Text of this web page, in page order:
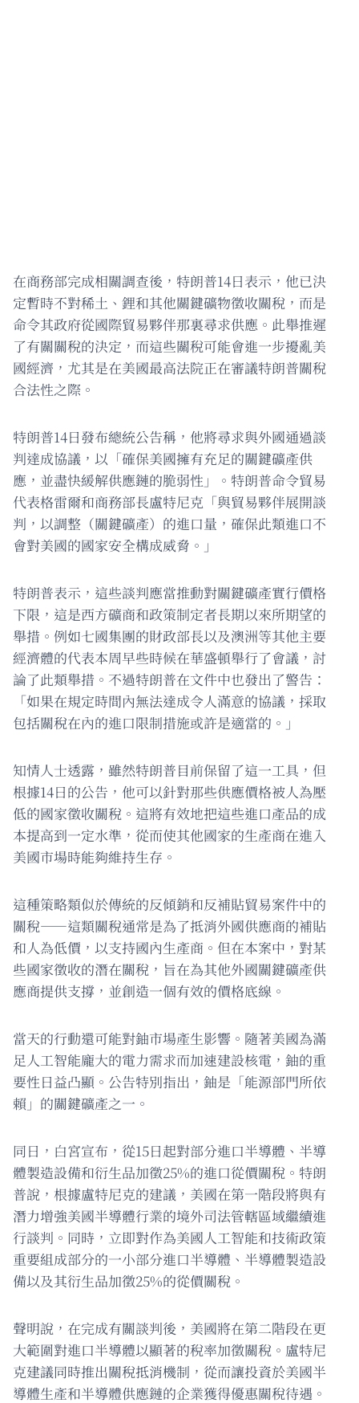
在商務部完成相關調查後，特朗普14日表示，他已決
定暫時不對稀土、鋰和其他關鍵礦物徵收關稅，而是
命令其政府從國際貿易夥伴那裏尋求供應。此舉推遲
了有關關稅的決定，而這些關稅可能會進一步擾亂美
國經濟，尤其是在美國最高法院正在審議特朗普關稅
合法性之際。
特朗普14日發布總統公告稱，他將尋求與外國通過談
判達成協議，以「確保美國擁有充足的關鍵礦產供
應，並盡快緩解供應鏈的脆弱性」。特朗普命令貿易
代表格雷爾和商務部長盧特尼克「與貿易夥伴展開談
判，以調整（關鍵礦產）的進口量，確保此類進口不
會對美國的國家安全構成威脅。」
特朗普表示，這些談判應當推動對關鍵礦產實行價格
下限，這是西方礦商和政策制定者長期以來所期望的
舉措。例如七國集團的財政部長以及澳洲等其他主要
經濟體的代表本周早些時候在華盛頓舉行了會議，討
論了此類舉措。不過特朗普在文件中也發出了警告：
「如果在規定時間內無法達成令人滿意的協議，採取
包括關稅在內的進口限制措施或許是適當的。」
知情人士透露，雖然特朗普目前保留了這一工具，但
根據14日的公告，他可以針對那些供應價格被人為壓
低的國家徵收關稅。這將有效地把這些進口產品的成
本提高到一定水準，從而使其他國家的生產商在進入
美國市場時能夠維持生存。
這種策略類似於傳統的反傾銷和反補貼貿易案件中的
關稅——這類關稅通常是為了抵消外國供應商的補貼
和人為低價，以支持國內生產商。但在本案中，對某
些國家徵收的潛在關稅，旨在為其他外國關鍵礦產供
應商提供支撐，並創造一個有效的價格底線。
當天的行動還可能對鈾市場產生影響。隨著美國為滿
足人工智能龐大的電力需求而加速建設核電，鈾的重
要性日益凸顯。公告特別指出，鈾是「能源部門所依
賴」的關鍵礦產之一。
同日，白宮宣布，從15日起對部分進口半導體、半導
體製造設備和衍生品加徵25%的進口從價關稅。特朗
普說，根據盧特尼克的建議，美國在第一階段將與有
潛力增強美國半導體行業的境外司法管轄區域繼續進
行談判。同時，立即對作為美國人工智能和技術政策
重要組成部分的一小部分進口半導體、半導體製造設
備以及其衍生品加徵25%的從價關稅。
聲明說，在完成有關談判後，美國將在第二階段在更
大範圍對進口半導體以顯著的稅率加徵關稅。盧特尼
克建議同時推出關稅抵消機制，從而讓投資於美國半
導體生產和半導體供應鏈的企業獲得優惠關稅待遇。